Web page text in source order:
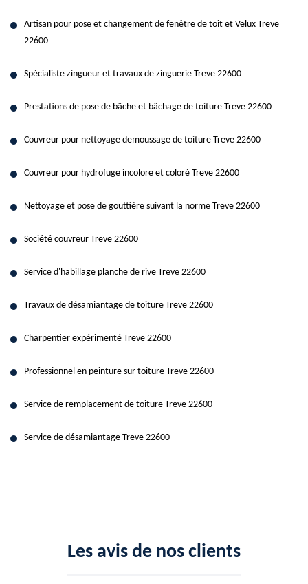
Artisan pour pose et changement de fenêtre de toit et Velux Treve
22600
Spécialiste zingueur et travaux de zinguerie Treve 22600
Prestations de pose de bâche et bâchage de toiture Treve 22600
Couvreur pour nettoyage demoussage de toiture Treve 22600
Couvreur pour hydrofuge incolore et coloré Treve 22600
Nettoyage et pose de gouttière suivant la norme Treve 22600
Société couvreur Treve 22600
Service d'habillage planche de rive Treve 22600
Travaux de désamiantage de toiture Treve 22600
Charpentier expérimenté Treve 22600
Professionnel en peinture sur toiture Treve 22600
Service de remplacement de toiture Treve 22600
Service de désamiantage Treve 22600
Les avis de nos clients